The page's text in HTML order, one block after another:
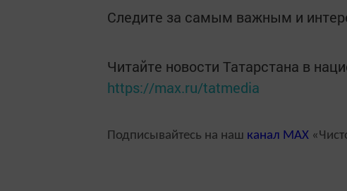
Следите за самым важным и
Читайте новости Татарстана в
https://max.ru/tatmedia
Подписывайтесь на наш канал MAX